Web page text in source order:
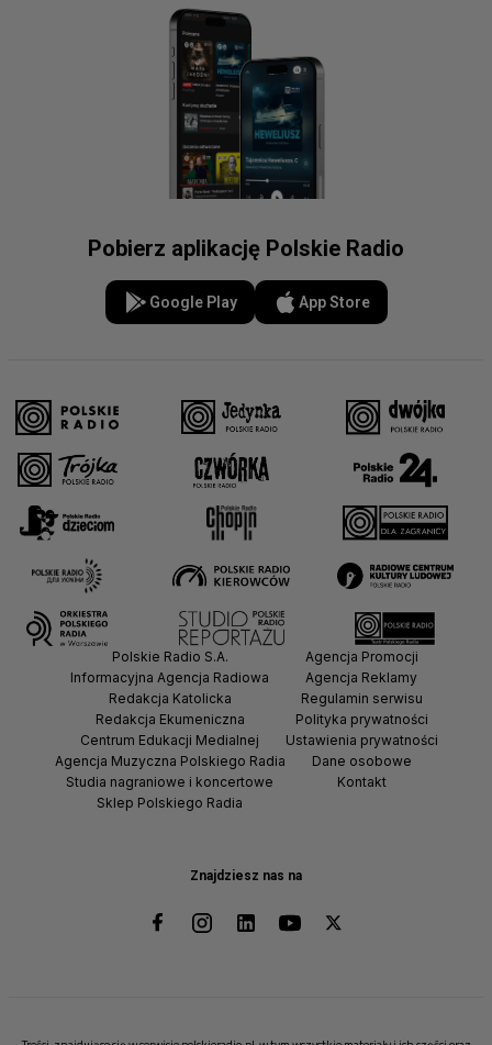
Pobierz aplikację Polskie Radio
Google Play App Store
Znajdziesz nas na
Polskie Radio S.A.
Informacyjna Agencja Radiowa
Redakcja Katolicka
Redakcja Ekumeniczna
Centrum Edukacji Medialnej
Agencja Muzyczna Polskiego Radia
Studia nagraniowe i koncertowe
Sklep Polskiego Radia
Agencja Promocji
Agencja Reklamy
Regulamin serwisu
Polityka prywatności
Ustawienia prywatności
Dane osobowe
Kontakt